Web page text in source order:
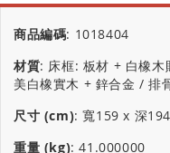
商品編碼: 1018404
材質: 床框: 板材 + 白橡
美白橡實木 + 鋅合金 / 排
尺寸 (cm):寬159 x 深
重量 (kg):41.000000